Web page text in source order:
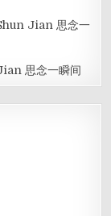
Jian 思念一
思念一瞬间